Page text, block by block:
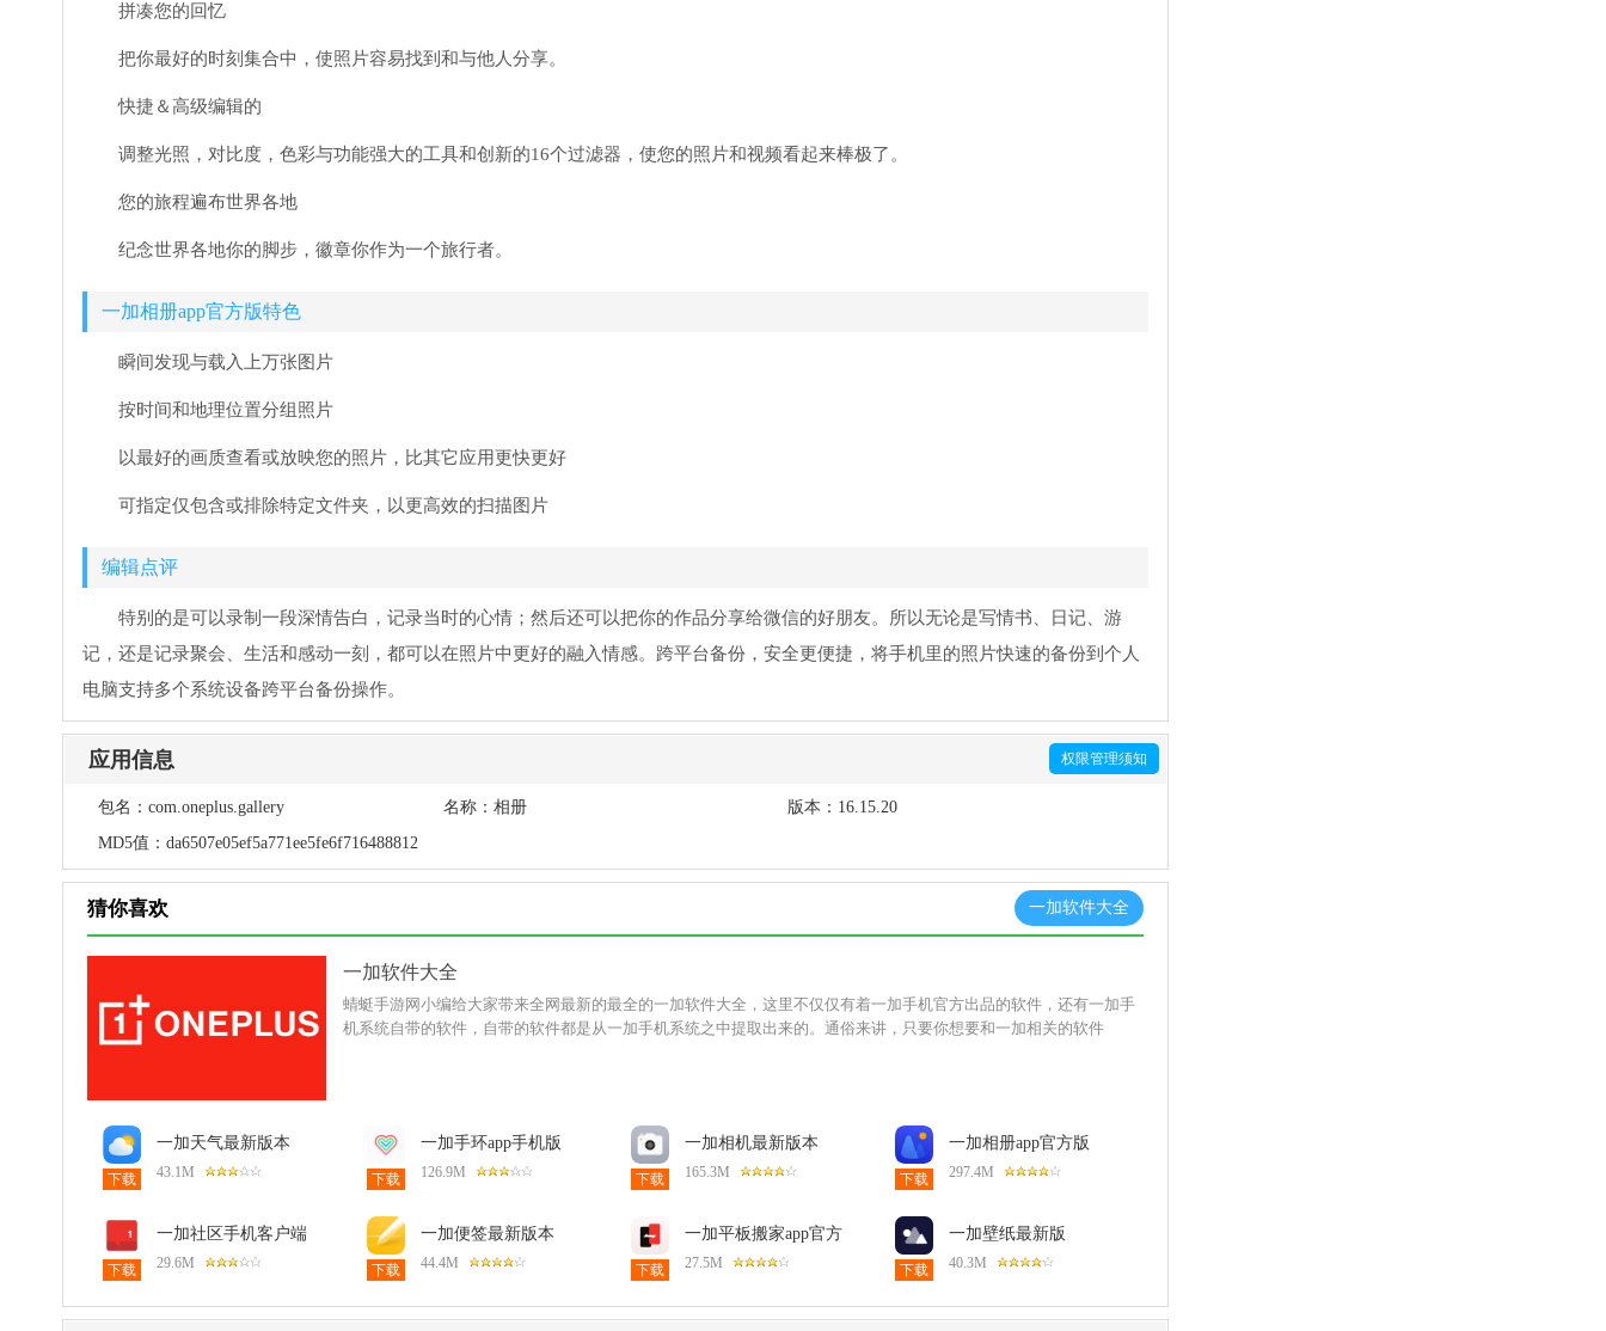
拼凑您的回忆
把你最好的时刻集合中，使照片容易找到和与他人分享。
快捷＆高级编辑的
调整光照，对比度，色彩与功能强大的工具和创新的16个过滤器，使您的照片和视频看起来棒极了。
您的旅程遍布世界各地
纪念世界各地你的脚步，徽章你作为一个旅行者。
一加相册app官方版特色
瞬间发现与载入上万张图片
按时间和地理位置分组照片
以最好的画质查看或放映您的照片，比其它应用更快更好
可指定仅包含或排除特定文件夹，以更高效的扫描图片
编辑点评
特别的是可以录制一段深情告白，记录当时的心情；然后还可以把你的作品分享给微信的好朋友。所以无论是写情书、日记、游
记，还是记录聚会、生活和感动一刻，都可以在照片中更好的融入情感。跨平台备份，安全更便捷，将手机里的照片快速的备份到个人
电脑支持多个系统设备跨平台备份操作。
应用信息 权限管理须知
包名： com.oneplus.gallery 名称： 相册 版本： 16.15.20
MD5值： da6507e05ef5a771ee5fe6f716488812
猜你喜欢 一加软件大全
一加软件大全
蜻蜓手游网小编给大家带来全网最新的最全的一加软件大全，这里不仅仅有着一加手机官方出品的软件，还有一加手
机系统自带的软件，自带的软件都是从一加手机系统之中提取出来的。通俗来讲，只要你想要和一加相关的软件
下载
一加天气最新版本
16.38.2安卓版
43.1M 下载
一加手环app手机版
（一加健康）6.0.17安
卓版
126.9M 下载
一加相机最新版本
6.020.720安卓版
165.3M 下载
一加相册app官方版
16.15.20最新版
297.4M
下载
一加社区手机客户端
4.45.0安卓版
29.6M 下载
一加便签最新版本
15.3.26安卓版
44.4M 下载
一加平板搬家app官方
版15.10.0_tablet安卓版
27.5M 下载
一加壁纸最新版
15.06.0103安卓版
40.3M